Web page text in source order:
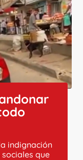
indignación
que